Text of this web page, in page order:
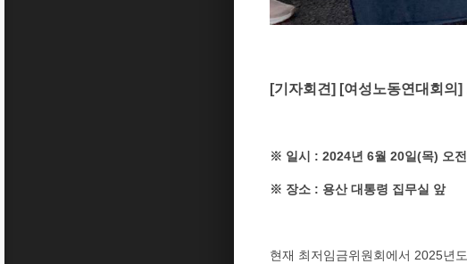
[기자회견] [여성노동연대회의
※ 일시 : 2024년 6월 20일(목) 오전
※ 장소 : 용산 대통령 집무실 앞
현재 최저임금위원회에서 2025년